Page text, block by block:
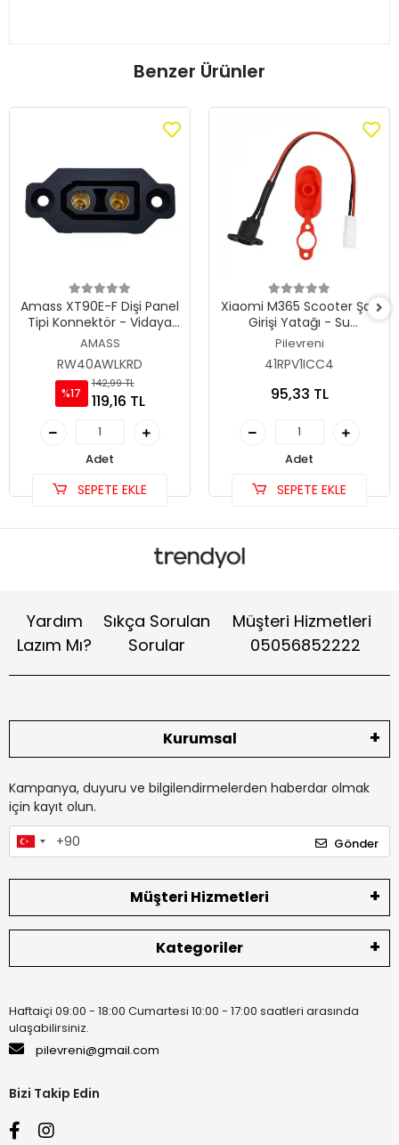
Benzer Ürünler
Amass XT90E-F Dişi Panel
Tipi Konnektör - Vidaya
Uyumlu Montaj Soket
(Erkek Uyumlu Dişi)
AMASS
RW40AWLKRD
%17
142,99 TL
119,16 TL
Adet
SEPETE EKLE
Xiaomi M365 Scooter Şarj
Girişi Yatağı - Su
Geçirmez Koruma Kapağı
Seti
Pilevreni
41RPV1ICC4
95,33 TL
Adet
SEPETE EKLE
Yardım
Lazım Mı?
Sıkça Sorulan
Sorular
Müşteri Hizmetleri
05056852222
Kurumsal
Kampanya, duyuru ve bilgilendirmelerden haberdar olmak
için kayıt olun.
Gönder
Müşteri Hizmetleri
Kategoriler
Haftaiçi 09:00 - 18:00 Cumartesi 10:00 - 17:00 saatleri arasında
ulaşabilirsiniz.
pilevreni@gmail.com
Bizi Takip Edin